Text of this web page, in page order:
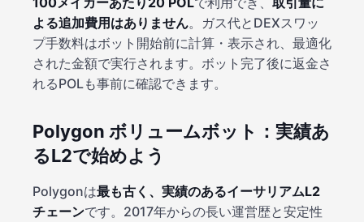
よる追加費用はありません。ガス代とDEXスワッ
プ手数料はボット開始前に計算・表示され、最適化
された金額で実行されます。ボット完了後に返金さ
れるPOLも事前に確認できます。
Polygon ボリュームボット：実績あ
るL2で始めよう
Polygonは最も古く、実績のあるイーサリアムL2
チェーンです。2017年からの長い運営歴と安定性